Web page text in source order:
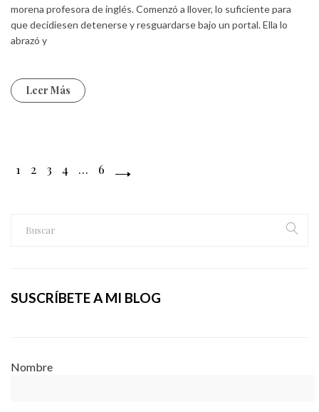
morena profesora de inglés. Comenzó a llover, lo suficiente para
que decidiesen detenerse y resguardarse bajo un portal. Ella lo
abrazó y
Leer Más
1 2 3 4 … 6
SUSCRÍBETE A MI BLOG
Nombre